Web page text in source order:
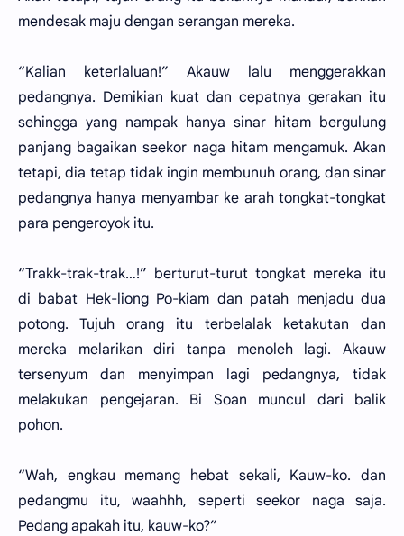
mendesak maju dengan serangan mereka.
“Kalian keterlaluan!” Akauw lalu menggerakkan
pedangnya. Demikian kuat dan cepatnya gerakan itu
sehingga yang nampak hanya sinar hitam bergulung
panjang bagaikan seekor naga hitam mengamuk. Akan
tetapi, dia tetap tidak ingin membunuh orang, dan sinar
pedangnya hanya menyambar ke arah tongkat-tongkat
para pengeroyok itu.
“Trakk-trak-trak…!” berturut-turut tongkat mereka itu
di babat Hek-liong Po-kiam dan patah menjadu dua
potong. Tujuh orang itu terbelalak ketakutan dan
mereka melarikan diri tanpa menoleh lagi. Akauw
tersenyum dan menyimpan lagi pedangnya, tidak
melakukan pengejaran. Bi Soan muncul dari balik
pohon.
“Wah, engkau memang hebat sekali, Kauw-ko. dan
pedangmu itu, waahhh, seperti seekor naga saja.
Pedang apakah itu, kauw-ko?”